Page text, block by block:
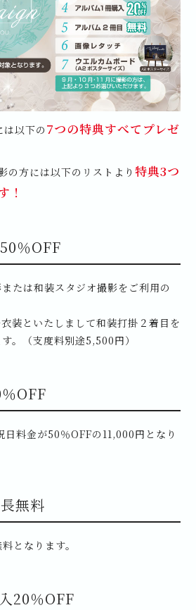
以下の 7つの特典すべてプレゼ
の方には以下のリストより 特典3つ
！
％OFF
たは和装スタジオ撮影をご利用の
装といたしまして和装打掛２着目を
。（支度料別途5,500円）
OFF
料金が50％OFFの11,000円となり
無料
となります。
20％OFF